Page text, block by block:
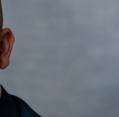
UE privind ambalajele
BUSINESS SCENE
WHOLESALER IN ROMANIA